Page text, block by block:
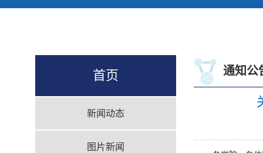
首页
新闻动态
图片新闻
通知公